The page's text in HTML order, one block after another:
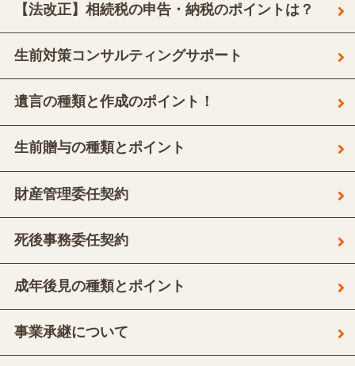
【法改正】相続税の申告・納税のポイントは？
生前対策コンサルティングサポート
遺言の種類と作成のポイント！
生前贈与の種類とポイント
財産管理委任契約
死後事務委任契約
成年後見の種類とポイント
事業承継について